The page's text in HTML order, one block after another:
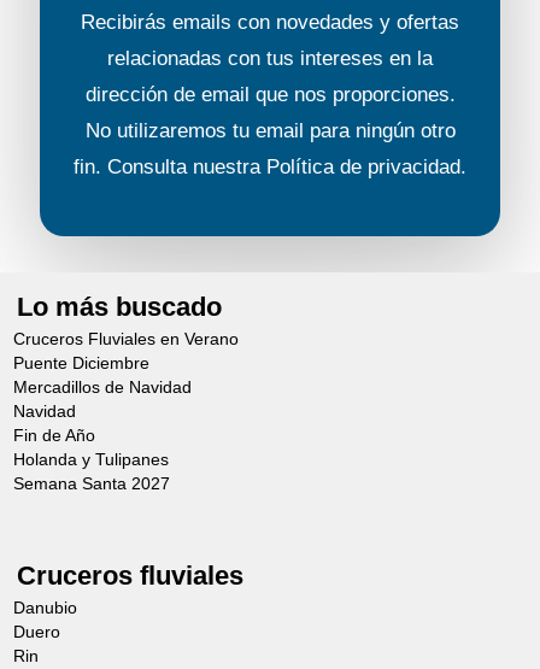
Recibirás emails con novedades y ofertas
relacionadas con tus intereses en la
dirección de email que nos proporciones.
No utilizaremos tu email para ningún otro
fin. Consulta nuestra Política de privacidad.
Lo más buscado
Cruceros Fluviales en Verano
Puente Diciembre
Mercadillos de Navidad
Navidad
Fin de Año
Holanda y Tulipanes
Semana Santa 2027
Cruceros fluviales
Danubio
Duero
Rin